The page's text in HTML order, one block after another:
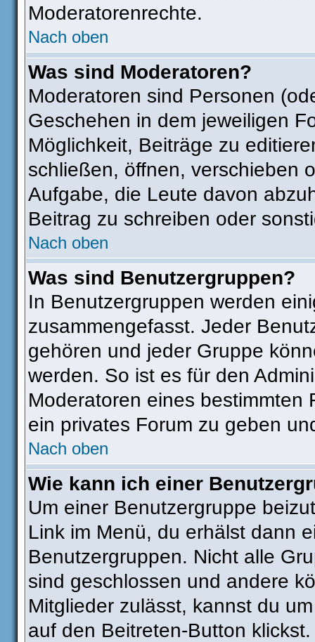
Moderatorenrechte.
Nach oben
Was sind Moderatoren?
Moderatoren sind Personen
Geschehen in dem jeweiligen
Möglichkeit, Beiträge zu
schließen, öffnen, verschieben
Aufgabe, die Leute davon
Beitrag zu schreiben oder
Nach oben
Was sind Benutzergruppen?
In Benutzergruppen werden
zusammengefasst. Jeder
gehören und jeder Gruppe
werden. So ist es für den
Moderatoren eines bestimmten
ein privates Forum zu geben
Nach oben
Wie kann ich einer
Um einer Benutzergruppe
Link im Menü, du erhälst dann
Benutzergruppen. Nicht alle
sind geschlossen und andere
Mitglieder zulässt, kannst du
auf den Beitreten-Button